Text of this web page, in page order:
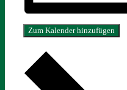
Zum Kalender hinzufügen